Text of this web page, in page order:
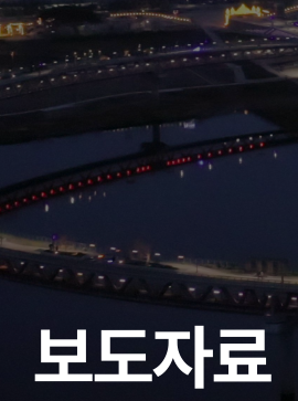
보도자료